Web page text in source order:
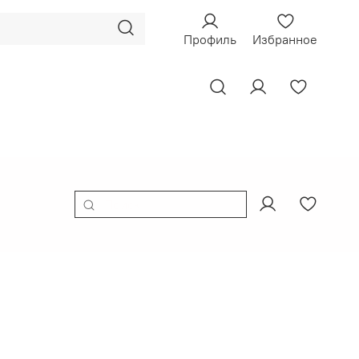
Профиль Избранное